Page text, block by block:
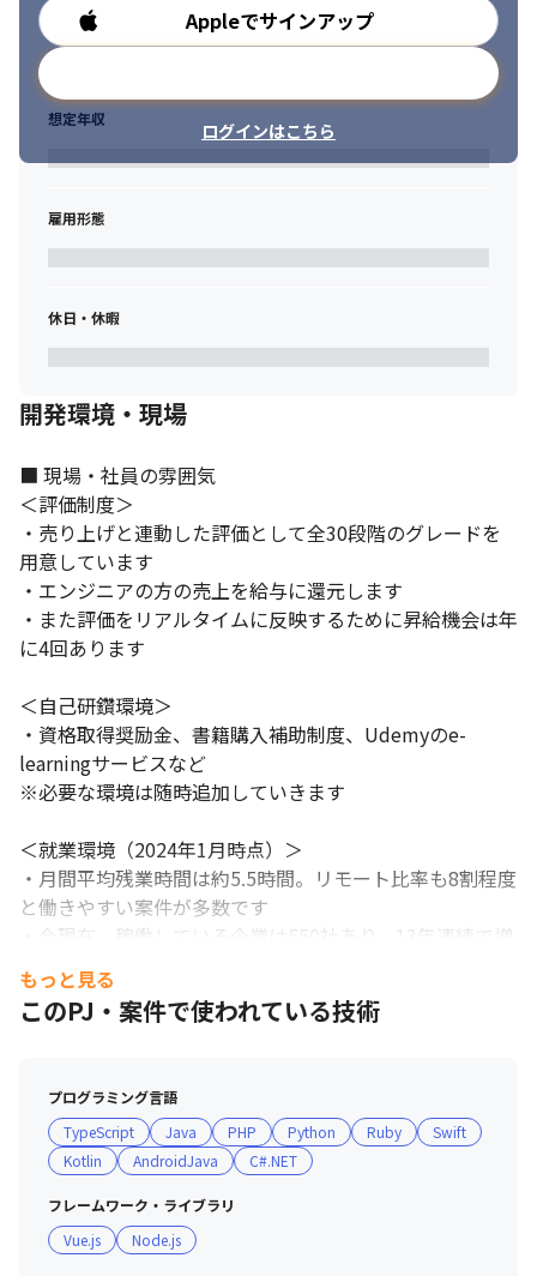
す。今後10年間で既存の有期雇用派遣を超える売上規模にしてい
く計画で、CDC全体でも一番の売上シェアを誇る事業を目指して
いきます。 現在は制度も完全には整っていないため、これから採
用するメンバーには"創立メンバー"としてさまざまな視点から意
見を発信してもらい、一緒に無期雇用派遣事業を盛り上げていっ
てもらいたいと考えています。
従事すべき業務の変更の範囲：会社が定める業務
Appleでサインアップ
ログインはこちら
勤務時間
想定年収
雇用形態
休日・休暇
開発環境・現場
■ 現場・社員の雰囲気
＜評価制度＞
・売り上げと連動した評価として全30段階のグレードを
用意しています
・エンジニアの方の売上を給与に還元します
・また評価をリアルタイムに反映するために昇給機会は年
に4回あります
＜自己研鑽環境＞
・資格取得奨励金、書籍購入補助制度、Udemyのe-
learningサービスなど
※必要な環境は随時追加していきます
＜就業環境（2024年1月時点）＞
・月間平均残業時間は約5.5時間。リモート比率も8割程度
と働きやすい案件が多数です
・今現在、稼働している企業は550社あり、13年連続で増
えています
・長くお付き合いさせていただいている企業も多く、信頼
関係が構築できています
＜サポート体制について＞
・営業担当が企業との間に入りサポートすることはもちろ
んですが、フォロー専属のポジションがあるため、困って
いること悩んでいることについて 相談しやすい環境があ
ります
もっと見る
このPJ・案件で使われている技術
プログラミング言語
TypeScript
Java PHP Python Ruby
Swift
Kotlin
AndroidJava C#.NET
フレームワーク・ライブラリ
Vue.js
Node.js